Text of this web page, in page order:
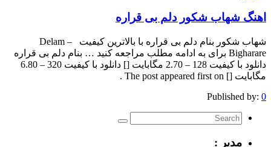
اهنگ شهاب شکور دلم بی قراره
شهاب شکور بنام دلم بی قراره با بالاترین کیفیت – Delam
Bigharare برای به ادامه مطلب مراجعه کنید … بنام دلم بی قراره
دانلود با کیفیت 128 – 2.70 مگابایت [] دانلود با کیفیت 320 – 6.80
مگابایت [] The post appeared first on .
Published by: 0
مدیر :